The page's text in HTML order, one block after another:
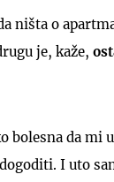
ništa o
je, kaže,
bolesna da mi
I uto